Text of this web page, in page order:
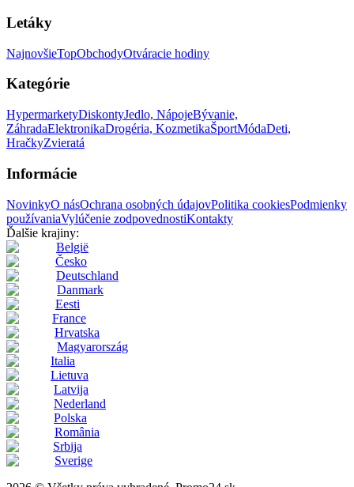
Letáky
NajnovšieTopObchodyOtváracie hodiny
Kategórie
HypermarketyDiskontyJedlo, NápojeBývanie,
ZáhradaElektronikaDrogéria, KozmetikaŠportMódaDeti,
HračkyZvieratá
Informácie
NovinkyO násOchrana osobných údajovPolitika cookiesPodmienky
používaniaVylúčenie zodpovednostiKontakty
Ďalšie krajiny:
België
Česko
Deutschland
Danmark
Eesti
France
Hrvatska
Magyarország
Italia
Lietuva
Latvija
Nederland
Polska
România
Srbija
Sverige